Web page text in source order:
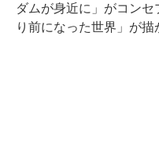
ダムが身近に」がコン
り前になった世界」が描